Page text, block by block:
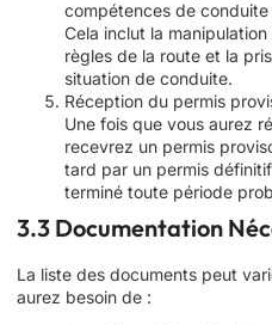
compétences de conduite
Cela inclut la
règles de la route et la
situation de conduite.
Réception du permis
Une fois que vous aurez
recevrez un permis
tard par un permis
terminé toute période
3.3 Documentation
La liste des documents peut
aurez besoin de :